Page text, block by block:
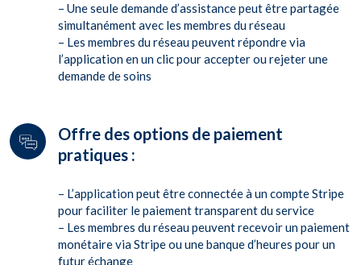
– Une seule demande d’assistance peut être partagée
simultanément avec les membres du réseau
– Les membres du réseau peuvent répondre via
l’application en un clic pour accepter ou rejeter une
demande de soins
Offre des options de paiement
pratiques :
– L’application peut être connectée à un compte Stripe
pour faciliter le paiement transparent du service
– Les membres du réseau peuvent recevoir un paiement
monétaire via Stripe ou une banque d’heures pour un
futur échange